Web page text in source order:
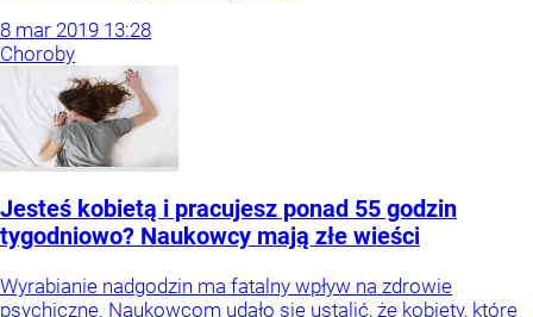
8 mar 2019 13:28
Choroby
Jesteś kobietą i pracujesz ponad 55 godzin
tygodniowo? Naukowcy mają złe wieści
Wyrabianie nadgodzin ma fatalny wpływ na zdrowie
psychiczne. Naukowcom udało się ustalić, że kobiety, które